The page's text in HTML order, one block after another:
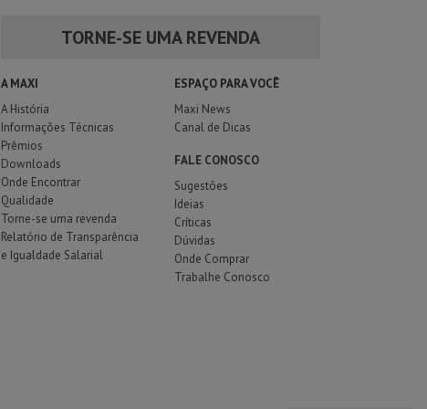
TORNE-SE UMA REVENDA
A MAXI
A História
Informações Técnicas
Prêmios
Downloads
Onde Encontrar
Qualidade
Torne-se uma revenda
Relatório de Transparência
e Igualdade Salarial
ESPAÇO PARA VOCÊ
Maxi News
Canal de Dicas
FALE CONOSCO
Sugestões
Ideias
Críticas
Dúvidas
Onde Comprar
Trabalhe Conosco